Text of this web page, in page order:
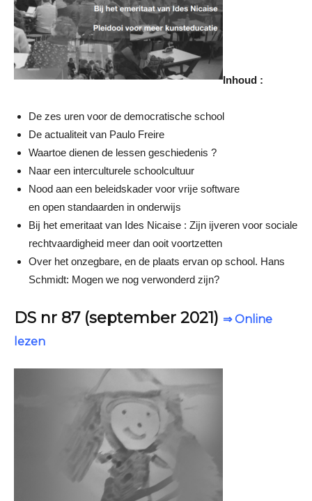
Inhoud :
De zes uren voor de democratische school
De actualiteit van Paulo Freire
Waartoe dienen de lessen geschiedenis ?
Naar een interculturele schoolcultuur
Nood aan een beleidskader voor vrĳe software
en open standaarden in onderwĳs
Bĳ het emeritaat van Ides Nicaise : Zĳn ĳveren voor sociale
rechtvaardigheid meer dan ooit voortzetten
Over het onzegbare, en de plaats ervan op school. Hans
Schmidt: Mogen we nog verwonderd zĳn?
DS nr 87 (september 2021) ⇒ Online
lezen